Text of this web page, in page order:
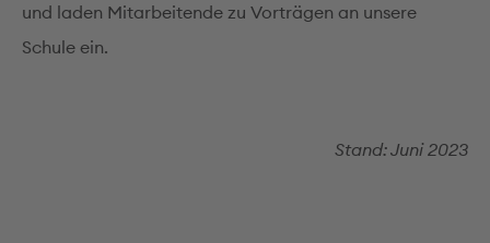
und laden Mitarbeitende zu Vorträgen an unsere
Schule ein.
Stand: Juni 2023